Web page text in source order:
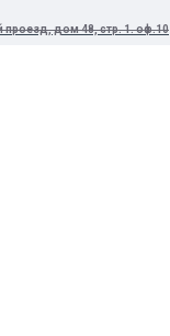
проезд, дом 48, стр. 1. оф.10